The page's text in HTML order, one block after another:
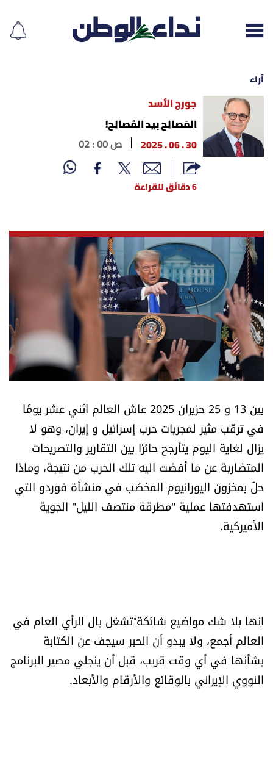
إقرأ الجريدة
لبنان
محليات
أسرار
متفرقات
نداء القرّاء
خاص الموقع
كتّابنا
تحت المجهر
آراء
اقتصاد
ثقافة وفنون
فصل من كتاب
آراء
جورج الأسد
المَصالِح بيد المُصالِح!
30 . 06 . 2025
02 : 00 ص
6 دقائق للقراءة
بين 13 و 25 حزيران 2025 عاش العالم اثني عشر يومًا
في ترقّب مثير لمجريات حرب إسرائيل و إيران، وهو لا
يزال لغاية اليوم يتأرجح حائرًا بين التقارير والتصريحات
المتضاربة عن ما أفضت اليه تلك الحرب من نتيجة، وماذا
حلّ بمخزون اليورانيوم المخصَّب في منشأة فوردو التي
استهدفتها عملية "مطرقة منتصف الليل" الجوية
الأميركية.
انها بلا شك مواضيع شائكة ُتشغل بال الرأي العام في
العالم أجمع، ولا يبدو أن الحبر سيجف عن الكتابة
بشأنها في أي وقت قريب، قبل أن ينجلي مصير البرنامج
النووي الإيراني بالوقائع والأرقام والأبعاد.